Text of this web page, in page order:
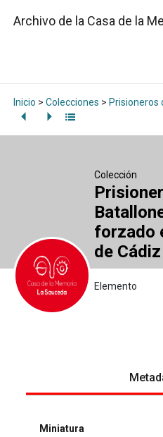
Archivo de la Casa de la
Inicio > Colecciones > Prisioneros
Colección
forzado
de Cádiz
Elemento
Miniatura